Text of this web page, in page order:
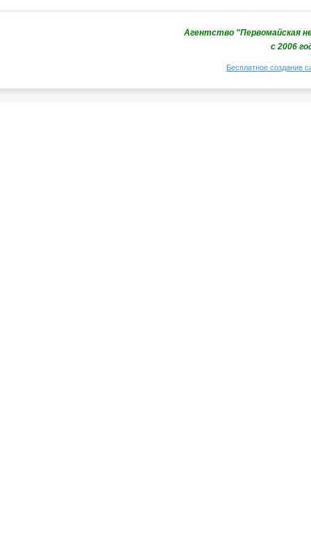
Агентство "Первомайская
с 2006
Бесплатное создание